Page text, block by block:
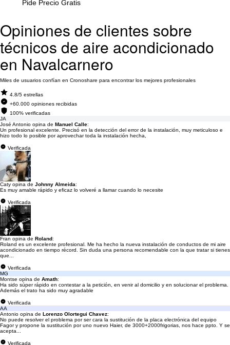
Pide Precio Gratis
Opiniones de clientes sobre
técnicos de aire acondicionado
en Navalcarnero
Miles de usuarios confían en Cronoshare para encontrar los mejores profesionales
4.8/5 estrellas
+60.000 opiniones recibidas
100% verificadas
JA
José Antonio opina de Manuel Calle:
Un profesional excelente. Precisó en la detección del error de la instalación, muy meticuloso e
hizo todo lo posible por aprovechar toda la instalación hecha,
Verificada
Caty opina de Johnny Almeida:
Es muy amable rápido y eficaz lo volveré a llamar cuando lo necesite
Verificada
Fran opina de Roland:
Roland es un excelente profesional. Me ha hecho la nueva instalación de conductos de mi aire
acondicionado en tiempo récord. Sin duda una persona recomendable con la que tratar si tienes
que...
Verificada
MG
Montse opina de Amath:
Ha sido súper rápido en contestar a la petición, en venir al domicilio y en solucionar el problema.
Además el trato ha sido muy agradable
Verificada
AA
Antonio opina de Lorenzo Olortegui Chavez:
No puede resolver el problema por ser cara la sustitución de la placa electrónica del equipo
Fagor y propone la sustitución por uno nuevo Haier, de 3000+2000frigorias, nos hace ppto. Y se
acepta...
Verificada